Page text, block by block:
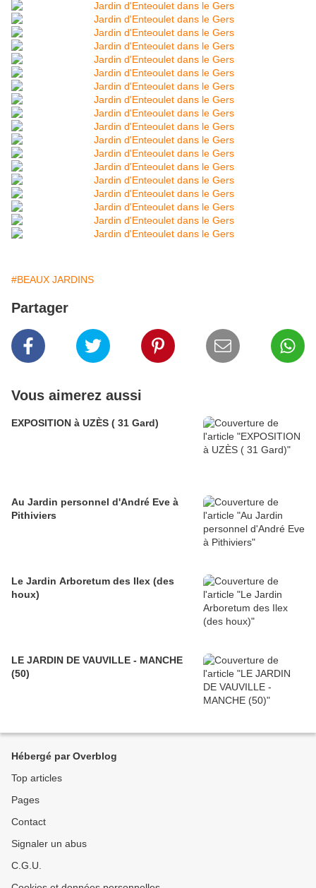
#BEAUX JARDINS
Partager
Vous aimerez aussi
EXPOSITION à UZÈS ( 31 Gard)
Au Jardin personnel d'André Eve à
Pithiviers
Le Jardin Arboretum des Ilex (des
houx)
LE JARDIN DE VAUVILLE - MANCHE
(50)
Hébergé par Overblog
Top articles
Pages
Contact
Signaler un abus
C.G.U.